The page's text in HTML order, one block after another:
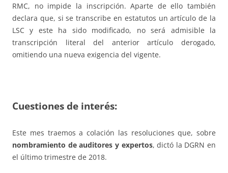
RMC, no impide la inscripción. Aparte de ello también
declara que, si se transcribe en estatutos un artículo de la
LSC y este ha sido modificado, no será admisible la
transcripción literal del anterior artículo derogado,
omitiendo una nueva exigencia del vigente.
Cuestiones de interés:
Este mes traemos a colación las resoluciones que, sobre
nombramiento de auditores y expertos, dictó la DGRN en
el último trimestre de 2018.